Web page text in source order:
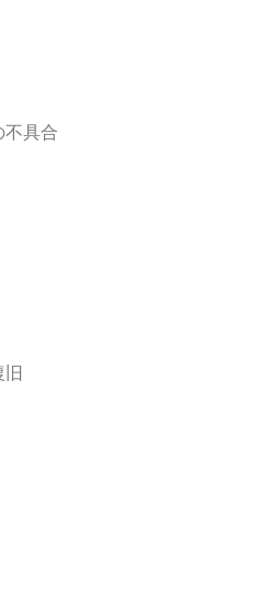
不具合